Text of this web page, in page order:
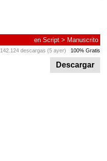
en Script > Manuscrito
142.124 descargas (5 ayer) 100% Gratis
Descargar